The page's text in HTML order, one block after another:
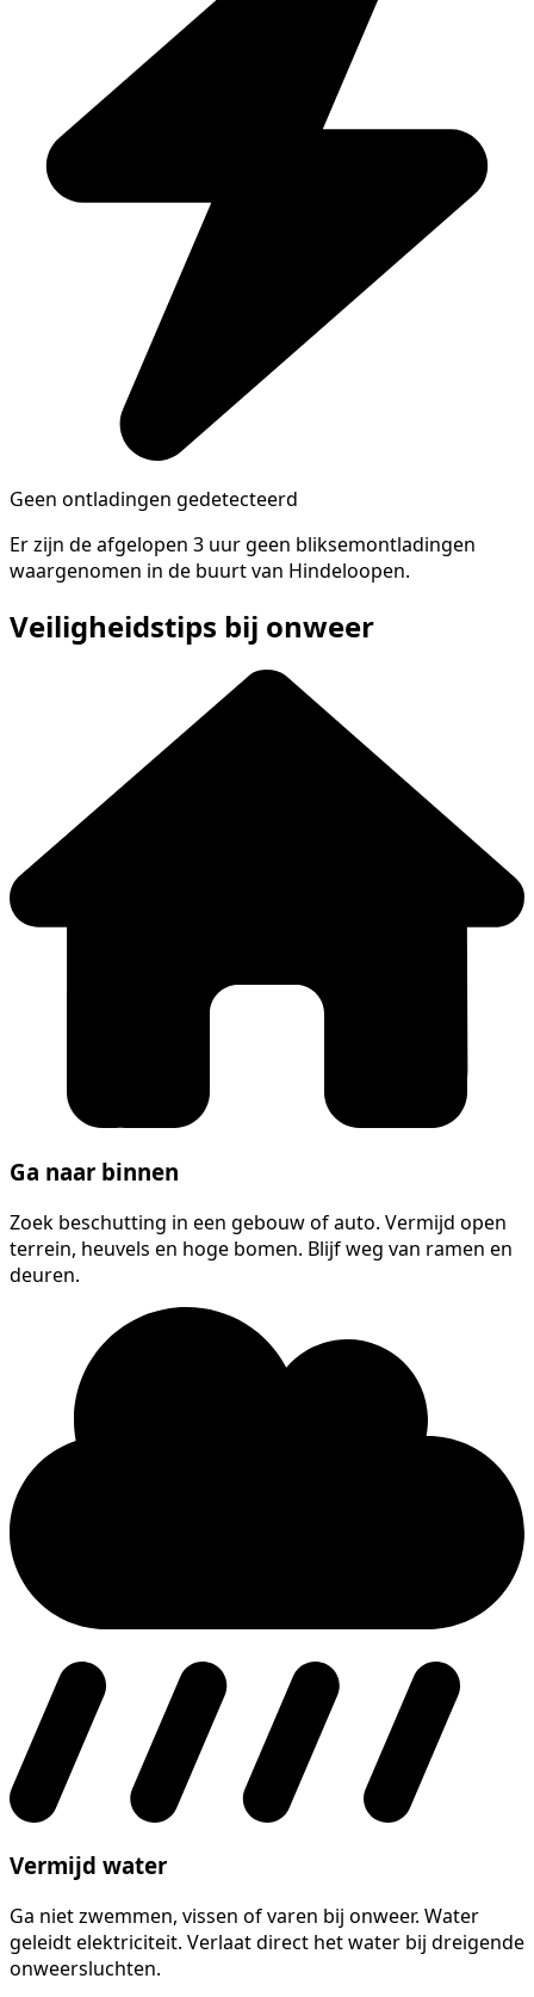
Geen ontladingen gedetecteerd
Er zijn de afgelopen 3 uur geen bliksemontladingen
waargenomen in de buurt van Hindeloopen.
Veiligheidstips bij onweer
Ga naar binnen
Zoek beschutting in een gebouw of auto. Vermijd open
terrein, heuvels en hoge bomen. Blijf weg van ramen en
deuren.
Vermijd water
Ga niet zwemmen, vissen of varen bij onweer. Water
geleidt elektriciteit. Verlaat direct het water bij dreigende
onweersluchten.